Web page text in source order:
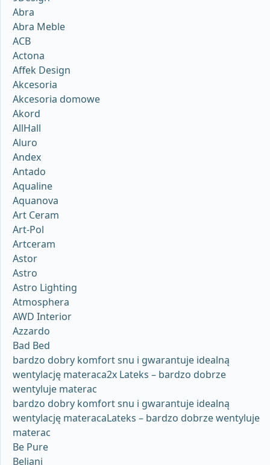
Abra
Abra Meble
ACB
Actona
Affek Design
Akcesoria
Akcesoria domowe
Akord
AllHall
Aluro
Andex
Antado
Aqualine
Aquanova
Art Ceram
Art-Pol
Artceram
Astor
Astro
Astro Lighting
Atmosphera
AWD Interior
Azzardo
Bad Bed
bardzo dobry komfort snu i gwarantuje idealną
wentylację materaca2x Lateks – bardzo dobrze
wentyluje materac
bardzo dobry komfort snu i gwarantuje idealną
wentylację materacaLateks – bardzo dobrze wentyluje
materac
Be Pure
Beliani